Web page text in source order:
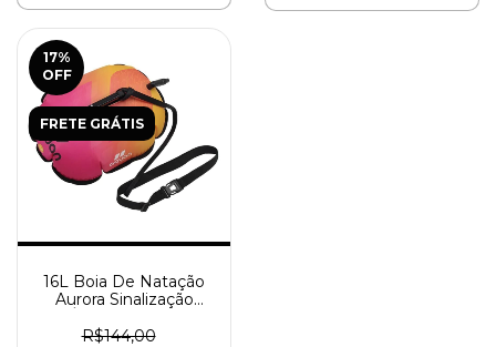
17%
OFF
FRETE GRÁTIS
16L Boia De Natação
Aurora Sinalização
R$144,00